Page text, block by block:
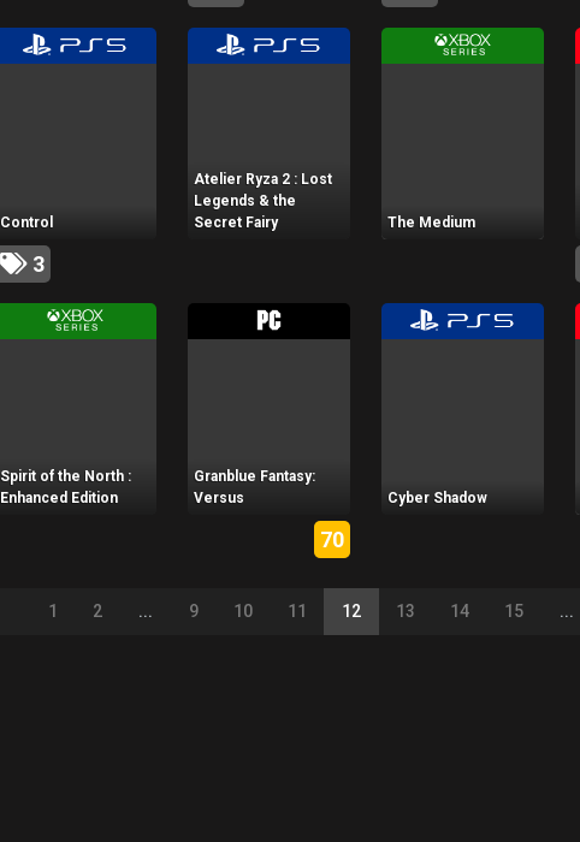
Control
3
Atelier Ryza 2 : Lost
Legends & the
Secret Fairy
The Medium
Spirit of the North :
Enhanced Edition
Granblue Fantasy:
Versus
70
Cyber Shadow
1 2 ... 9 10 11 12 13 14 15 ...